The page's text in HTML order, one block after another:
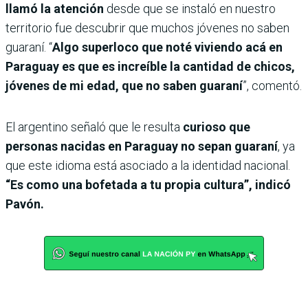
llamó la atención desde que se instaló en nuestro
territorio fue descubrir que muchos jóvenes no saben
guaraní. “Algo superloco que noté viviendo acá en
Paraguay es que es increíble la cantidad de chicos,
jóvenes de mi edad, que no saben guaraní”, comentó.
El argentino señaló que le resulta curioso que
personas nacidas en Paraguay no sepan guaraní, ya
que este idioma está asociado a la identidad nacional.
“Es como una bofetada a tu propia cultura”, indicó
Pavón.